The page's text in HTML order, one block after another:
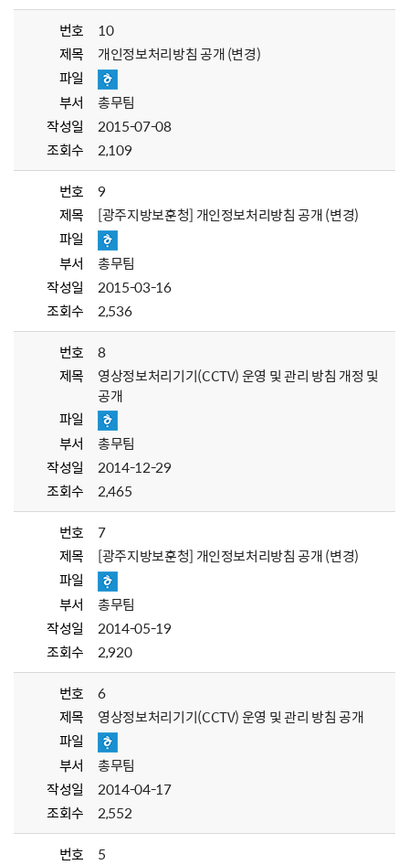
번호
10
제목
개인정보처리방침 공개 (변경)
파일
부서
총무팀
작성일
2015-07-08
조회수
2,109
번호
9
제목
[광주지방보훈청] 개인정보처리방침 공개 (변경)
파일
부서
총무팀
작성일
2015-03-16
조회수
2,536
번호
8
제목
영상정보처리기기(CCTV) 운영 및 관리 방침 개정 및
공개
파일
부서
총무팀
작성일
2014-12-29
조회수
2,465
번호
7
제목
[광주지방보훈청] 개인정보처리방침 공개 (변경)
파일
부서
총무팀
작성일
2014-05-19
조회수
2,920
번호
6
제목
영상정보처리기기(CCTV) 운영 및 관리 방침 공개
파일
부서
총무팀
작성일
2014-04-17
조회수
2,552
번호
5